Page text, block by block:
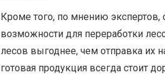
Кроме того, по мнению экспертов,
возможности для переработки
лесов выгоднее, чем отправка их
готовая продукция всегда стоит